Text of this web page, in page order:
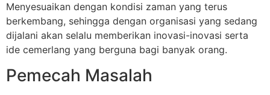
Menyesuaikan dengan kondisi zaman yang terus
berkembang, sehingga dengan organisasi yang sedang
dijalani akan selalu memberikan inovasi-inovasi serta
ide cemerlang yang berguna bagi banyak orang.
Pemecah Masalah